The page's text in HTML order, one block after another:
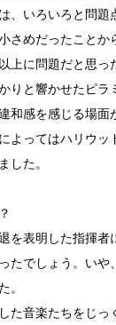
、いろいろと問題
めだったことか
上に問題だと思
りと響かせたピラ
和感を感じる場面
よってはハリウ
した。
を表明した指揮
たでしょう。いや
。
た音楽たちをじっ